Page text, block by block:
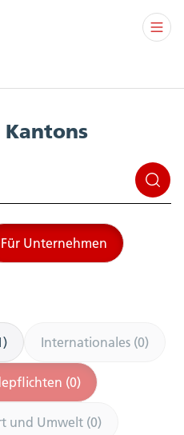
Kantons
Für Unternehmen
Internationales (0)
(0)
und Umwelt (0)